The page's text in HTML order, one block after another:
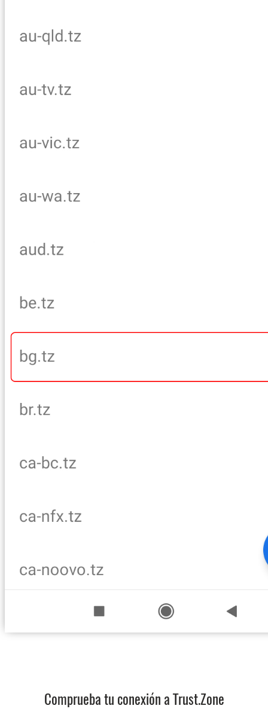
Comprueba tu conexión a Trust.Zone